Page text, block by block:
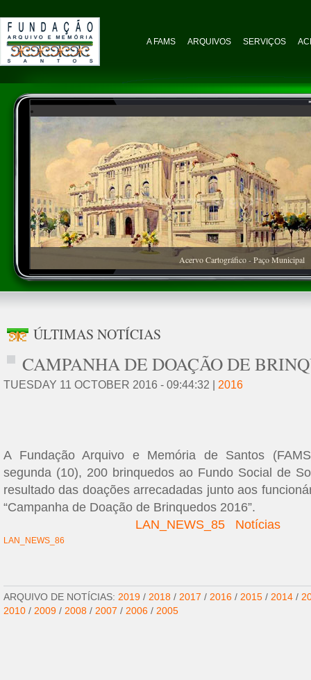
A FAMS ARQUIVOS SERVIÇOS
Acervo Cartográfico - Paço Municipal
ÚLTIMAS NOTÍCIAS
CAMPANHA DE DOAÇÃO DE
TUESDAY 11 OCTOBER 2016 - 09:44:32 | 2016
A Fundação Arquivo e Memória de Santos
segunda (10), 200 brinquedos ao Fundo Social de
resultado das doações arrecadadas junto aos
“Campanha de Doação de Brinquedos 2016”.
LAN_NEWS_85
Notícias
LAN_NEWS_86
ARQUIVO DE NOTÍCIAS: 2019 / 2018 / 2017 / 2016 / 2015 / 2014 /
2010 / 2009 / 2008 / 2007 / 2006 / 2005